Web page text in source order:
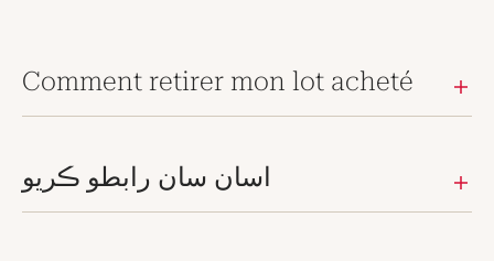
Comment retirer mon lot acheté
اسان سان رابطو ڪريو